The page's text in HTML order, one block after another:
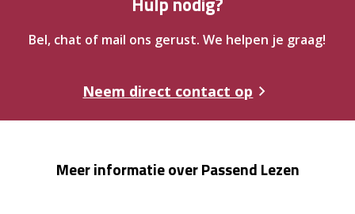
Bel, chat of mail ons gerust. We helpen je graag!
Neem direct contact op
Meer informatie over Passend Lezen